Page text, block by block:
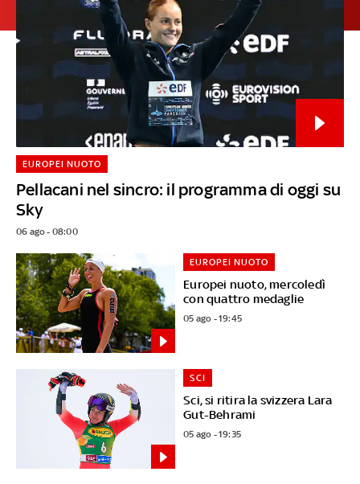
Pellacani nel sincro: il programma di oggi su
Sky
EUROPEI NUOTO
06 ago - 08:00
Europei nuoto, mercoledì
con quattro medaglie
EUROPEI NUOTO
05 ago - 19:45
Sci, si ritira la svizzera Lara
Gut-Behrami
SCI
05 ago - 19:35